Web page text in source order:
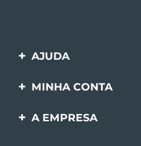
AJUDA
Entre em contato
MINHA CONTA
Registro de produto
A EMPRESA